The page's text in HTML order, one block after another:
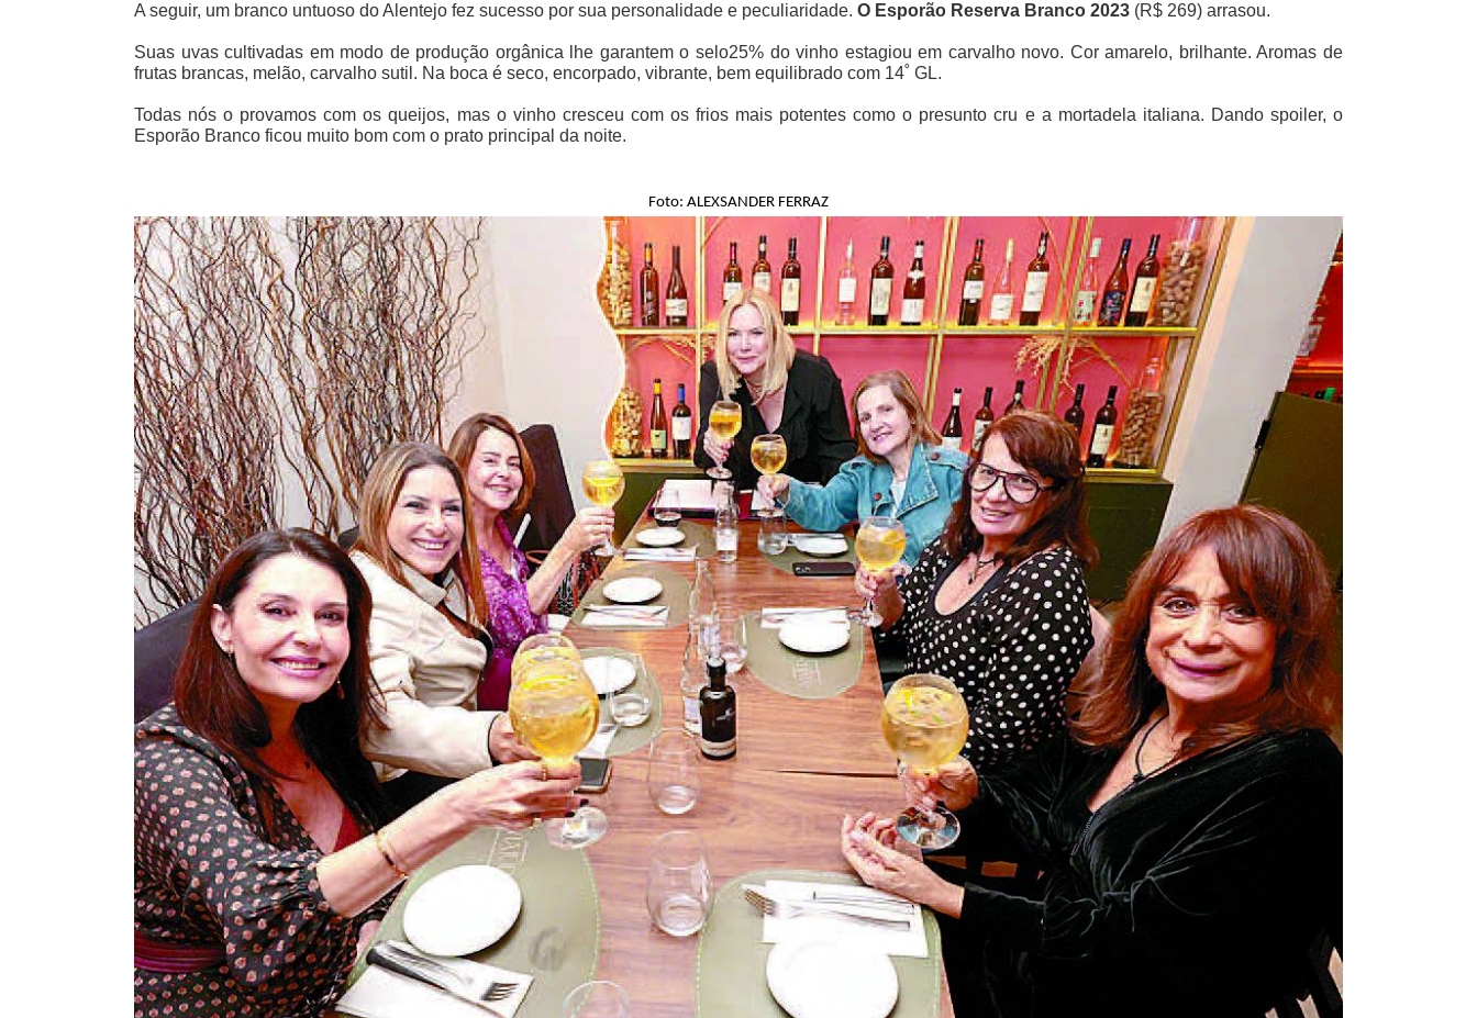
A seguir, um branco untuoso do Alentejo fez sucesso por sua personalidade e peculiaridade. O Esporão Reserva Branco 2023 (R$ 269) arrasou.
Suas uvas cultivadas em modo de produção orgânica lhe garantem o selo25% do vinho estagiou em carvalho novo. Cor amarelo, brilhante. Aromas de
frutas brancas, melão, carvalho sutil. Na boca é seco, encorpado, vibrante, bem equilibrado com 14˚ GL.
Todas nós o provamos com os queijos, mas o vinho cresceu com os frios mais potentes como o presunto cru e a mortadela italiana. Dando spoiler, o
Esporão Branco ficou muito bom com o prato principal da noite.
Foto: ALEXSANDER FERRAZ